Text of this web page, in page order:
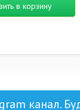
в корзину
канал.